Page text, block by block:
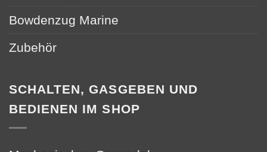
Bowdenzug Marine
Zubehör
SCHALTEN, GASGEBEN UND
BEDIENEN IM SHOP